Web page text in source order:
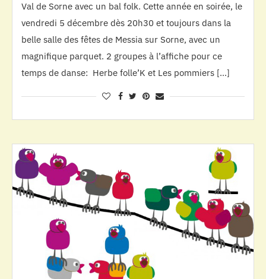
Val de Sorne avec un bal folk. Cette année en soirée, le
vendredi 5 décembre dès 20h30 et toujours dans la
belle salle des fêtes de Messia sur Sorne, avec un
magnifique parquet. 2 groupes à l’affiche pour ce
temps de danse: Herbe folle’K et Les pommiers […]